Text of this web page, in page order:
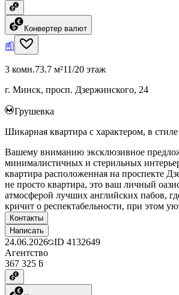
Конвертер валют
3 комн.73.7 м²11/20 этаж
г. Минск, просп. Дзержинского, 24
Грушевка
Шикарная квартира с характером, в
Вашему вниманию эксклюзивное
минималистичных и стерильных
квартира расположенная на проспекте
не просто квартира, это ваш личный
атмосферой лучших английских пабов,
кричит о респектабельности, при этом
Контакты
Написать
24.06.2026 ID 4132649
Агентство
367 325 ƃ